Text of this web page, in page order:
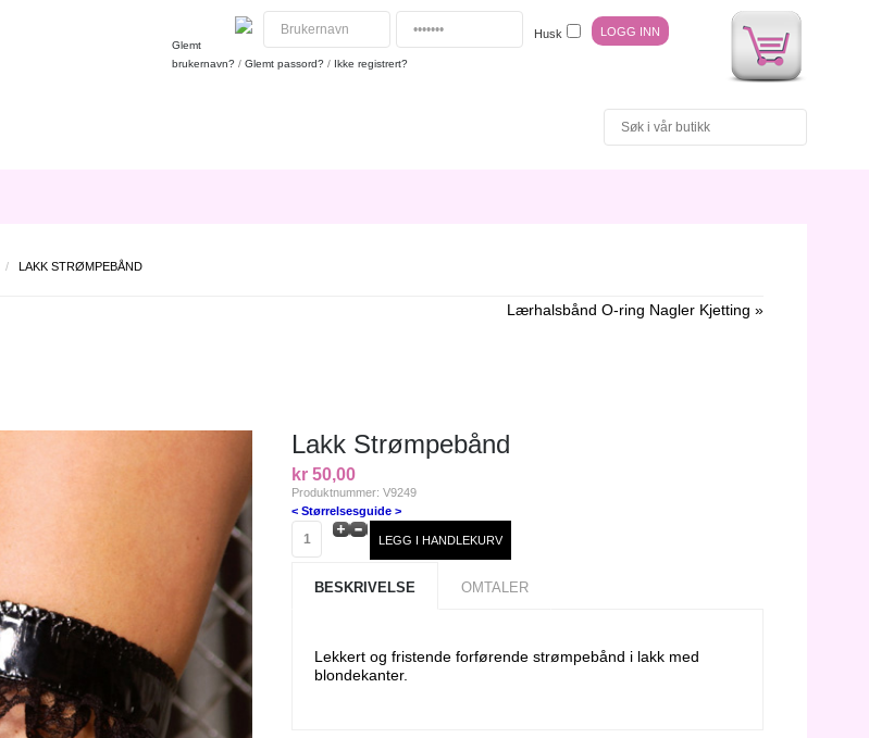
Husk
Glemt
brukernavn? / Glemt passord? / Ikke registrert?
/ LAKK STRØMPEBÅND
Lærhalsbånd O-ring Nagler Kjetting »
Lakk Strømpebånd
kr 50,00
Produktnummer: V9249
< Størrelsesguide >
BESKRIVELSE OMTALER
Lekkert og fristende forførende strømpebånd i lakk med
blondekanter.